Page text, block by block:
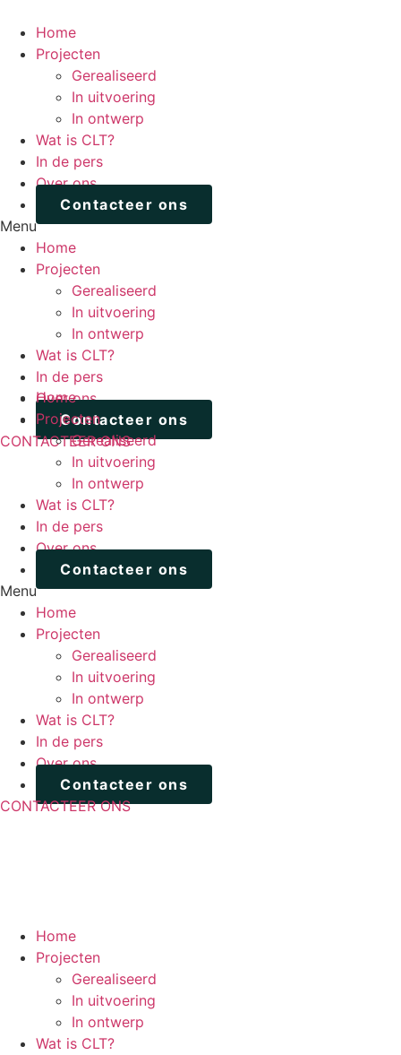
content
Home
Projecten
Gerealiseerd
In uitvoering
In ontwerp
Wat is CLT?
In de pers
Over ons
Contacteer ons
Menu
Home
Projecten
Gerealiseerd
In uitvoering
In ontwerp
Wat is CLT?
In de pers
Over ons
Contacteer ons
CONTACTEER ONS
Home
Projecten
Gerealiseerd
In uitvoering
In ontwerp
Wat is CLT?
In de pers
Over ons
Contacteer ons
Menu
Home
Projecten
Gerealiseerd
In uitvoering
In ontwerp
Wat is CLT?
In de pers
Over ons
Contacteer ons
CONTACTEER ONS
Home
Projecten
Gerealiseerd
In uitvoering
In ontwerp
Wat is CLT?